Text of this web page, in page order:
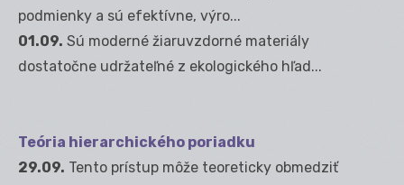
podmienky a sú efektívne, výro...
01.09. Sú moderné žiaruvzdorné materiály
dostatočne udržateľné z ekologického hľad...
Teória hierarchického poriadku
29.09. Tento prístup môže teoreticky obmedziť